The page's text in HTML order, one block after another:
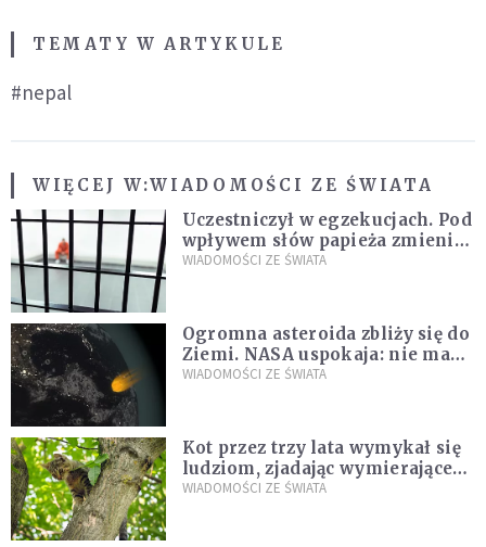
TEMATY W ARTYKULE
#nepal
WIĘCEJ W:WIADOMOŚCI ZE ŚWIATA
Uczestniczył w egzekucjach. Pod
wpływem słów papieża zmienił
zdanie
WIADOMOŚCI ZE ŚWIATA
Ogromna asteroida zbliży się do
Ziemi. NASA uspokaja: nie ma
zagrożenia
WIADOMOŚCI ZE ŚWIATA
Kot przez trzy lata wymykał się
ludziom, zjadając wymierające
kaczki. W końcu popełnił
WIADOMOŚCI ZE ŚWIATA